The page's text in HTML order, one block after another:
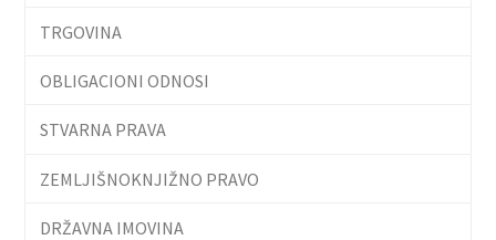
TRGOVINA
OBLIGACIONI ODNOSI
STVARNA PRAVA
ZEMLJIŠNOKNJIŽNO PRAVO
DRŽAVNA IMOVINA